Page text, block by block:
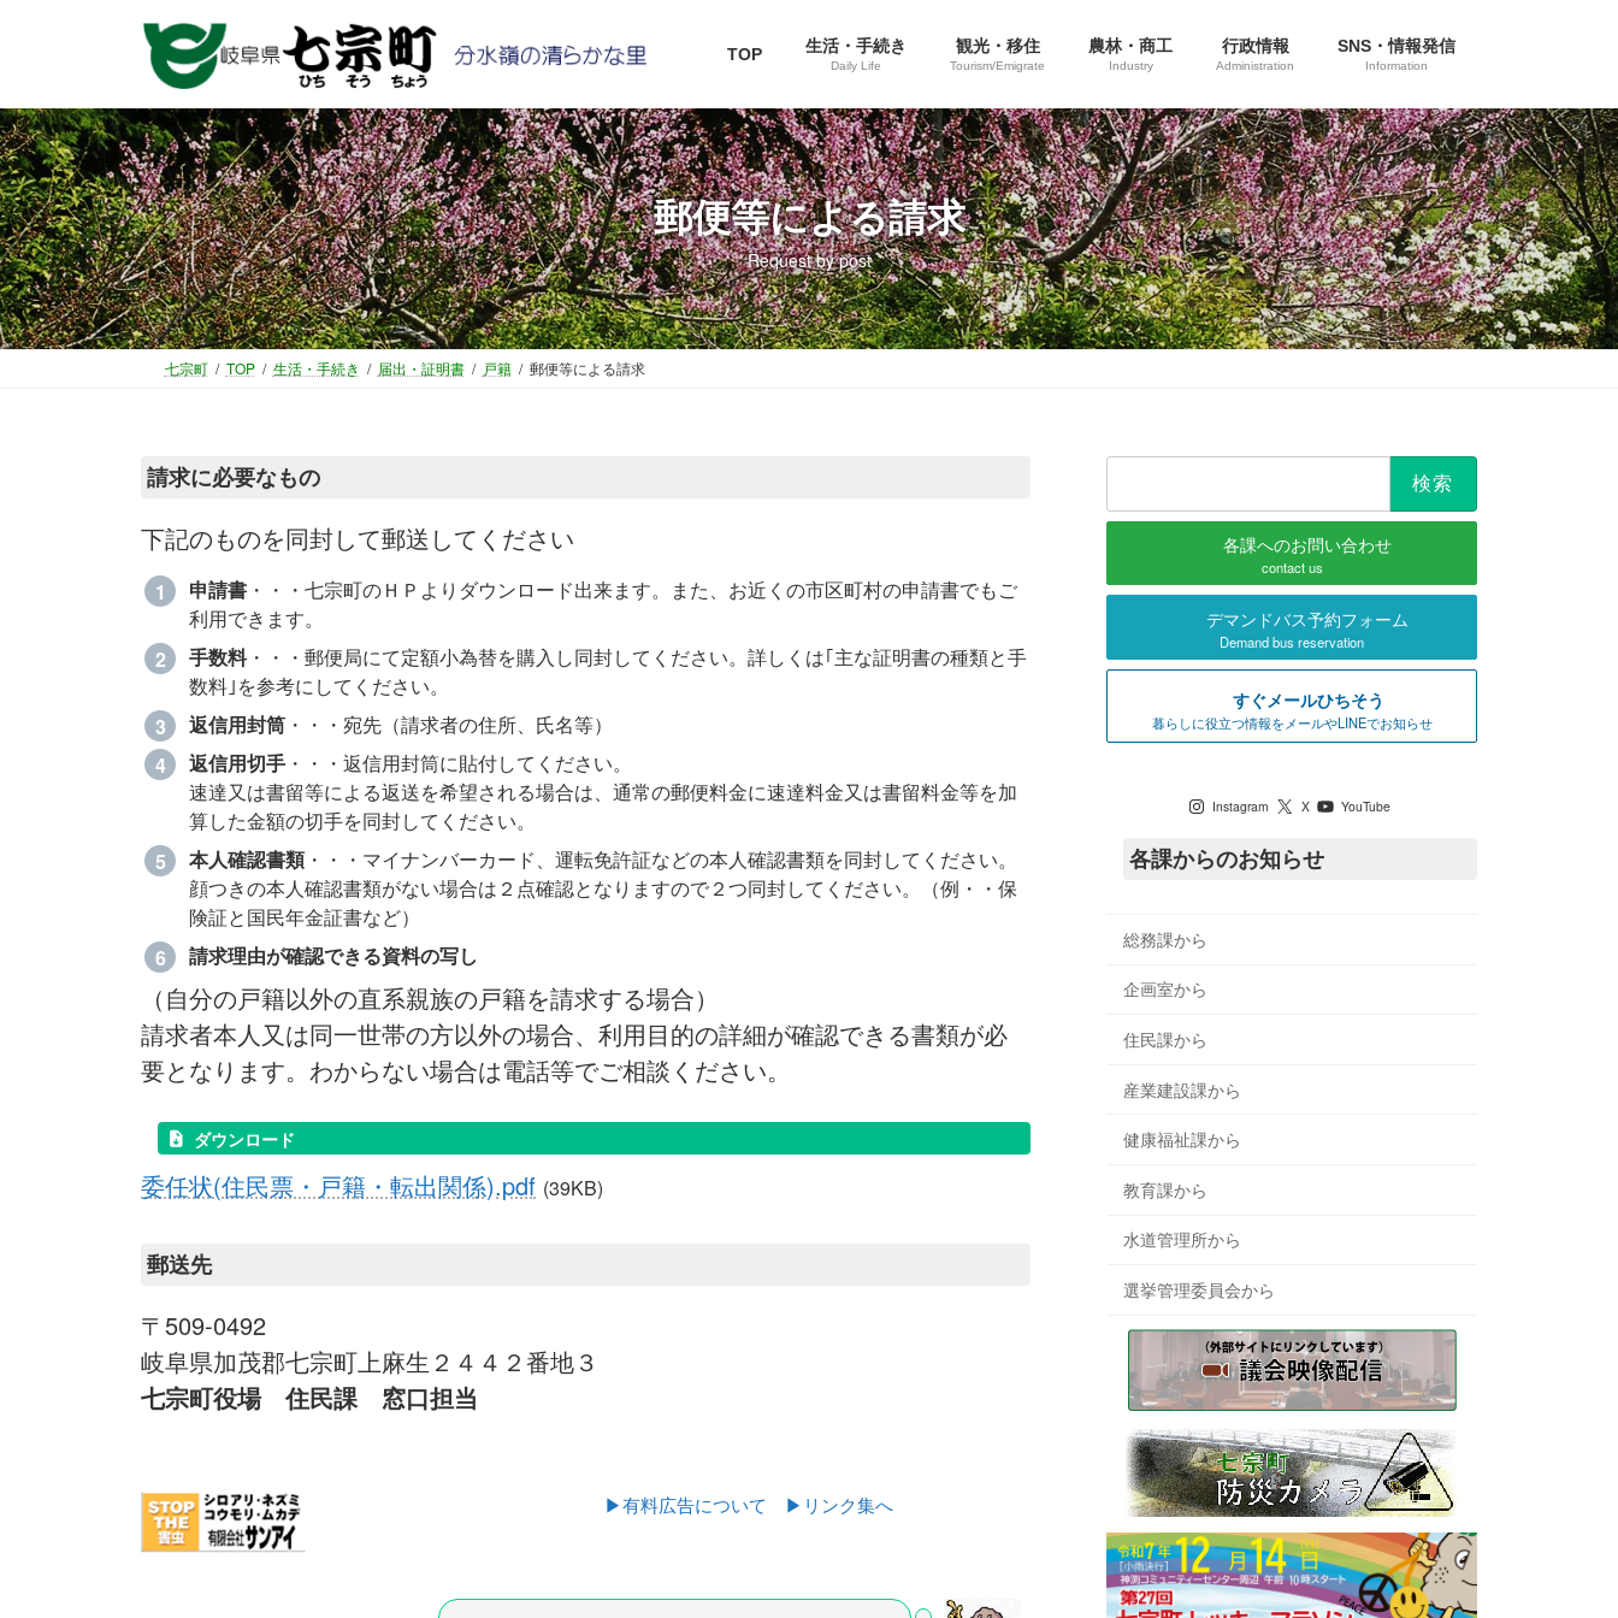
ツ
へ
ス
キ
ッ
プ
シ
ョ
ン
に
移
動
TOP 生活・手続き
Daily Life
観光・移住
Tourism/Emigrate
農林・商工
Industry
行政情報
Administration
SNS・情報発信
Information
郵便等による請求
Request by post
七宗町 TOP 生活・手続き 届出・証明書 戸籍 郵便等による請求
請求に必要なもの
下記のものを同封して郵送してください
申請書 ・・・七宗町のＨＰよりダウンロード出来ます。また、お近くの市区町村の申請書でもご
利用できます。
手数料・・・郵便局にて定額小為替を購入し同封してください。詳しくは｢主な証明書の種類と手
数料｣を参考にしてください。
返信用封筒 ・・・宛先（請求者の住所、氏名等）
返信用切手 ・・・返信用封筒に貼付してください。
速達又は書留等による返送を希望される場合は、通常の郵便料金に速達料金又は書留料金等を加
算した金額の切手を同封してください。
本人確認書類・・・マイナンバーカード、運転免許証などの本人確認書類を同封してください。
顔つきの本人確認書類がない場合は２点確認となりますので２つ同封してください。（例・・保
険証と国民年金証書など）
請求理由が確認できる資料の写し
（自分の戸籍以外の直系親族の戸籍を請求する場合）
請求者本人又は同一世帯の方以外の場合、利用目的の詳細が確認できる書類が必
要となります。わからない場合は電話等でご相談ください。
ダウンロード
委任状(住民票・戸籍・転出関係).pdf (39KB)
郵送先
〒509-0492
岐阜県加茂郡七宗町上麻生２４４２番地３
七宗町役場 住民課 窓口担当
▶有料広告について ▶リンク集へ
各課へのお問い合わせ
contact us
デマンドバス予約フォーム
Demand bus reservation
すぐメールひちそう
暮らしに役立つ情報をメールやLINEでお知らせ
Instagram X YouTube
各課からのお知らせ
総務課から
企画室から
住民課から
産業建設課から
健康福祉課から
教育課から
水道管理所から
選挙管理委員会から